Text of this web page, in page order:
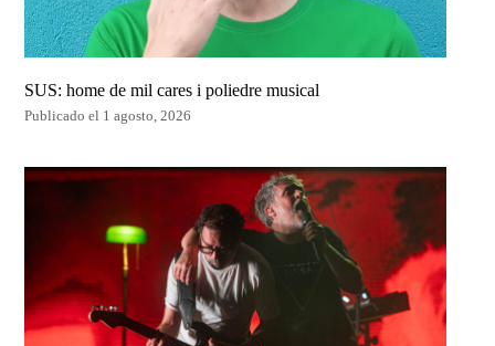
SUS: home de mil cares i poliedre musical
Publicado el 1 agosto, 2026